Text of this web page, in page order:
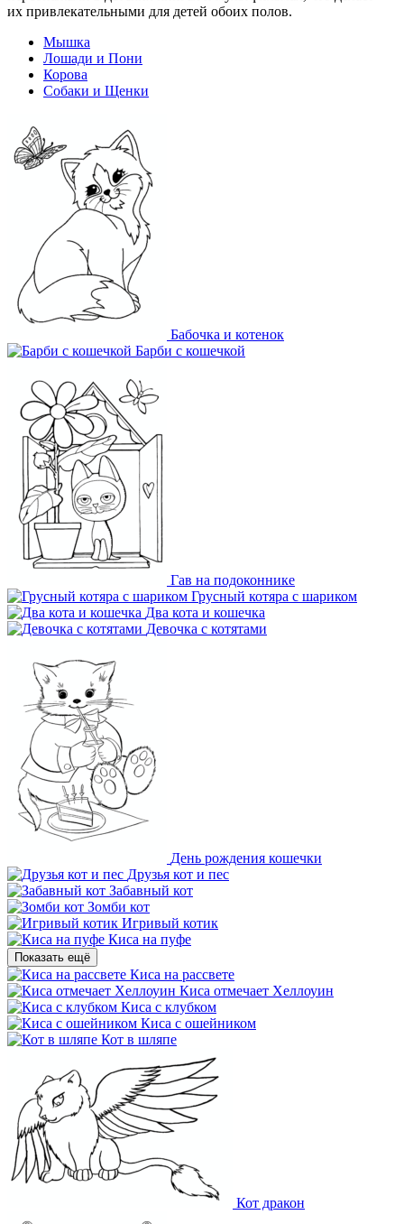
их привлекательными для детей обоих полов.
Мышка
Лошади и Пони
Корова
Собаки и Щенки
Бабочка и котенок
Барби с кошечкой
Гав на подоконнике
Грусный котяра с шариком
Два кота и кошечка
Девочка с котятами
День рождения кошечки
Друзья кот и пес
Забавный кот
Зомби кот
Игривый котик
Киса на пуфе
Показать ещё
Киса на рассвете
Киса отмечает Хеллоуин
Киса с клубком
Киса с ошейником
Кот в шляпе
Кот дракон